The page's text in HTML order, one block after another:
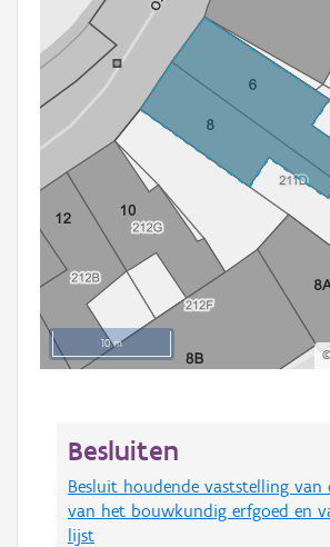
10 m
Besluiten
Besluit houdende vaststelling van
van het bouwkundig erfgoed en
lijst